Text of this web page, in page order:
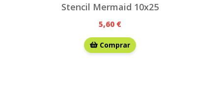
Stencil Mermaid 10x25
5,60 €
Comprar